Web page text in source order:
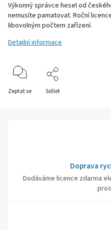
Výkonný správce hesel od
nemusíte pamatovat. Roční
libovolným počtem zařízení.
Detailní informace
Zeptat se Sdílet
Doprava
Dodáváme licence zdarma